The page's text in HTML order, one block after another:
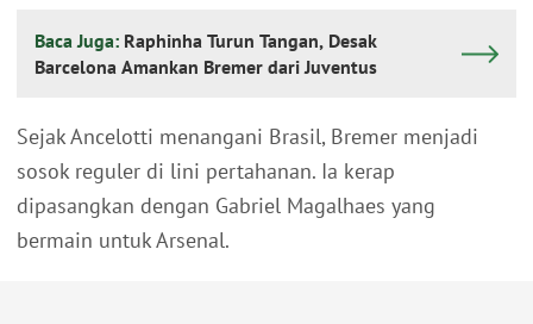
Baca Juga: Raphinha Turun Tangan, Desak
Barcelona Amankan Bremer dari Juventus
Sejak Ancelotti menangani Brasil, Bremer menjadi
sosok reguler di lini pertahanan. Ia kerap
dipasangkan dengan Gabriel Magalhaes yang
bermain untuk Arsenal.